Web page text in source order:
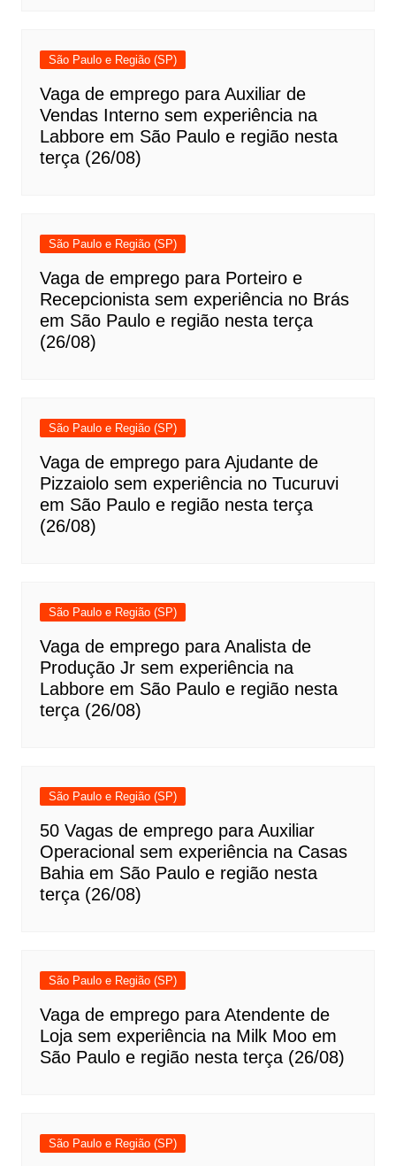
São Paulo e Região (SP)
Vaga de emprego para Auxiliar de
Vendas Interno sem experiência na
Labbore em São Paulo e região nesta
terça (26/08)
São Paulo e Região (SP)
Vaga de emprego para Porteiro e
Recepcionista sem experiência no Brás
em São Paulo e região nesta terça
(26/08)
São Paulo e Região (SP)
Vaga de emprego para Ajudante de
Pizzaiolo sem experiência no Tucuruvi
em São Paulo e região nesta terça
(26/08)
São Paulo e Região (SP)
Vaga de emprego para Analista de
Produção Jr sem experiência na
Labbore em São Paulo e região nesta
terça (26/08)
São Paulo e Região (SP)
50 Vagas de emprego para Auxiliar
Operacional sem experiência na Casas
Bahia em São Paulo e região nesta
terça (26/08)
São Paulo e Região (SP)
Vaga de emprego para Atendente de
Loja sem experiência na Milk Moo em
São Paulo e região nesta terça (26/08)
São Paulo e Região (SP)